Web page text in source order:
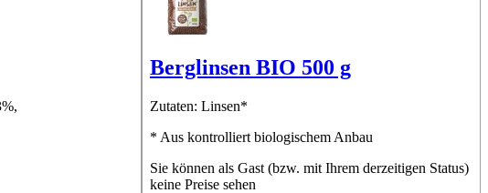
Berglinsen BIO 500 g
Zutaten: Linsen*
* Aus kontrolliert biologischem Anbau
Sie können als Gast (bzw. mit Ihrem derzeitigen Status)
keine Preise sehen